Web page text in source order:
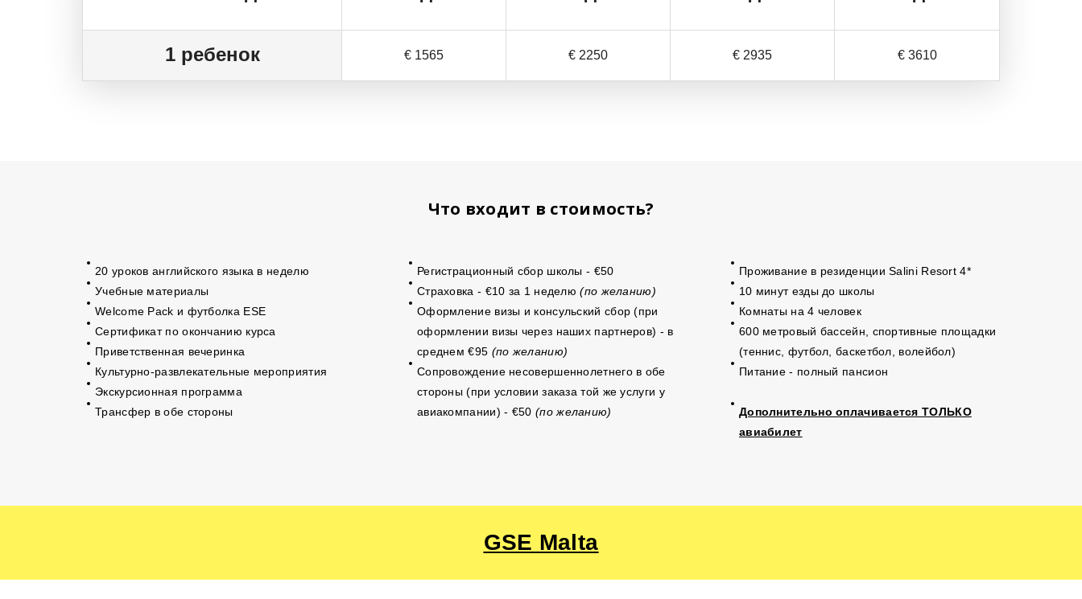
1 ребенок € 1565 € 2250 € 2935 € 3610
Что входит в стоимость?
20 уроков английского языка в неделю
Учебные материалы
Welcome Pack и футболка ESE
Сертификат по окончанию курса
Приветственная вечеринка
Культурно-развлекательные мероприятия
Экскурсионная программа
Трансфер в обе стороны
Регистрационный сбор школы - €50
Страховка - €10 за 1 неделю(по желанию)
Оформление визы и консульский сбор (при
оформлении визы через наших партнеров) - в
среднем €95 (по желанию)
Сопровождение несовершеннолетнего в обе
стороны (при условии заказа той же услуги у
авиакомпании) - €50 (по желанию)
Проживание в резиденции Salini Resort 4*
10 минут езды до школы
Комнаты на 4 человек
600 метровый бассейн, спортивные площадки
(теннис, футбол, баскетбол, волейбол)
Питание - полный пансион
Дополнительно оплачивается ТОЛЬКО
авиабилет
GSE Malta